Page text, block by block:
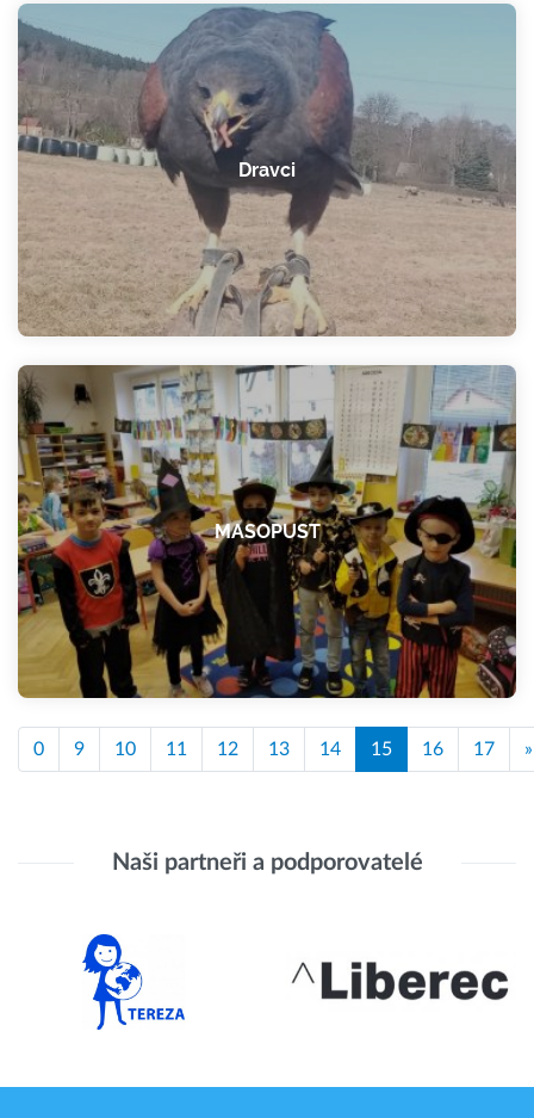
Dravci
MASOPUST
0 9 10 11 12 13 14 15 16 17 »
Naši partneři a podporovatelé